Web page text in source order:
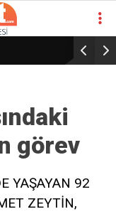
görev
YAŞAYAN 92
ZEYTİN,